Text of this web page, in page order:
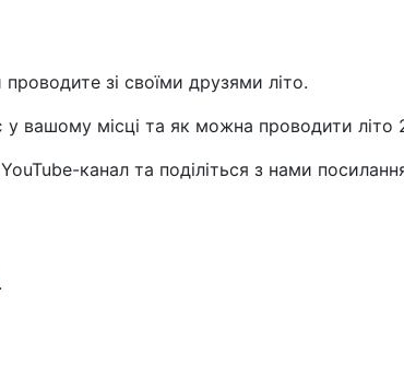
зі своїми друзями літо.
вашому місці та як можна проводити літо
канал та поділіться з нами